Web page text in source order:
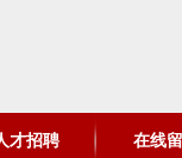
才招聘 在线